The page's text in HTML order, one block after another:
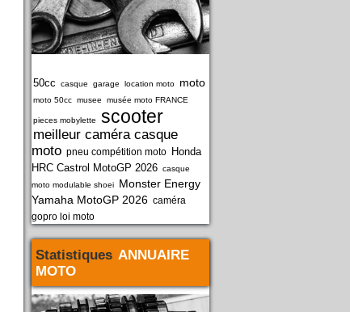
50cc casque garage location moto moto
moto 50cc musee musée moto FRANCE
pieces mobylette scooter
meilleur caméra casque
moto pneu compétition moto
Honda
HRC Castrol MotoGP 2026 casque
moto modulable shoei
Monster Energy
Yamaha MotoGP 2026 caméra
gopro loi moto
Statistiques ANNUAIRE
MOTO